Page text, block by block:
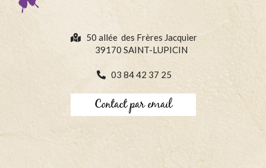
50 allée des Frères Jacquier
39170 SAINT-LUPICIN
03 84 42 37 25
Contact par email